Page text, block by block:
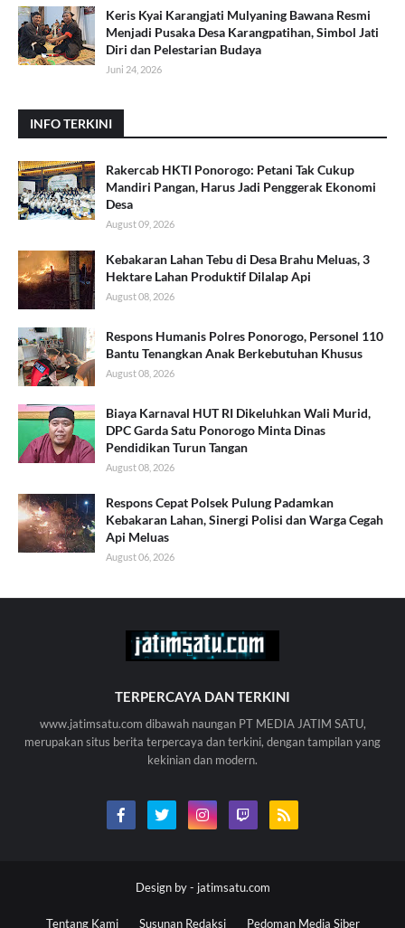
Keris Kyai Karangjati Mulyaning Bawana Resmi
Menjadi Pusaka Desa Karangpatihan, Simbol Jati
Diri dan Pelestarian Budaya
Juni 24, 2026
INFO TERKINI
Rakercab HKTI Ponorogo: Petani Tak Cukup
Mandiri Pangan, Harus Jadi Penggerak Ekonomi
Desa
August 09, 2026
Kebakaran Lahan Tebu di Desa Brahu Meluas, 3
Hektare Lahan Produktif Dilalap Api
August 08, 2026
Respons Humanis Polres Ponorogo, Personel 110
Bantu Tenangkan Anak Berkebutuhan Khusus
August 08, 2026
Biaya Karnaval HUT RI Dikeluhkan Wali Murid,
DPC Garda Satu Ponorogo Minta Dinas
Pendidikan Turun Tangan
August 08, 2026
Respons Cepat Polsek Pulung Padamkan
Kebakaran Lahan, Sinergi Polisi dan Warga Cegah
Api Meluas
August 06, 2026
TERPERCAYA DAN TERKINI
www.jatimsatu.com dibawah naungan PT MEDIA JATIM SATU,
merupakan situs berita terpercaya dan terkini, dengan tampilan yang
kekinian dan modern.
Design by - jatimsatu.com
Tentang Kami Susunan Redaksi Pedoman Media Siber